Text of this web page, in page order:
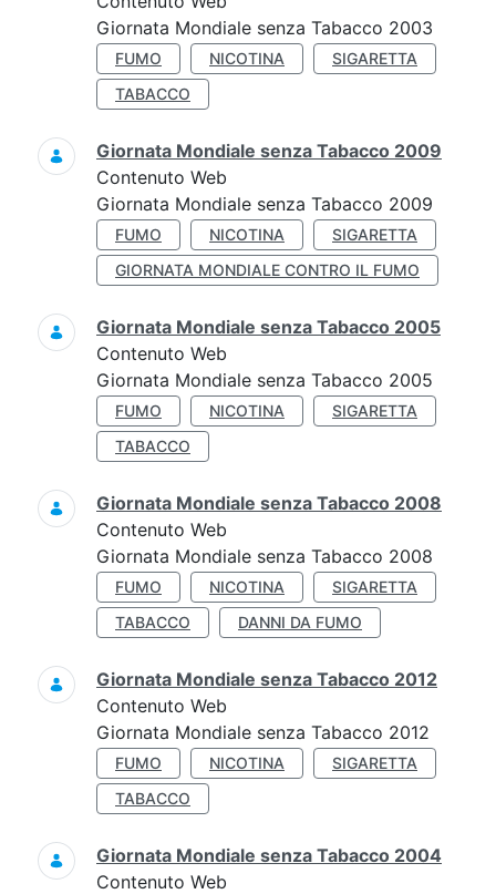
Giornata Mondiale senza Tabacco 2003
FUMO NICOTINA
SIGARETTA
TABACCO
Giornata Mondiale senza Tabacco 2009
Contenuto Web
Giornata Mondiale senza Tabacco 2009
FUMO NICOTINA
SIGARETTA
GIORNATA MONDIALE CONTRO IL FUMO
Giornata Mondiale senza Tabacco 2005
Contenuto Web
Giornata Mondiale senza Tabacco 2005
FUMO NICOTINA
SIGARETTA
TABACCO
Giornata Mondiale senza Tabacco 2008
Contenuto Web
Giornata Mondiale senza Tabacco 2008
FUMO NICOTINA
SIGARETTA
TABACCO
DANNI DA FUMO
Giornata Mondiale senza Tabacco 2012
Contenuto Web
Giornata Mondiale senza Tabacco 2012
FUMO NICOTINA
SIGARETTA
TABACCO
Giornata Mondiale senza Tabacco 2004
Contenuto Web